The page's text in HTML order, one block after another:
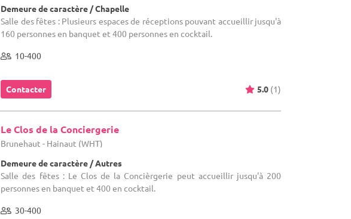
Demeure de caractère / Chapelle
Salle des fêtes : Plusieurs espaces de réceptions pouvant accueillir jusqu'à
160 personnes en banquet et 400 personnes en cocktail.
10-400
Contacter 5.0 (1)
Le Clos de la Conciergerie
Brunehaut - Hainaut (WHT)
Demeure de caractère / Autres
Salle des fêtes : Le Clos de la Concièrgerie peut accueillir jusqu'à 200
personnes en banquet et 400 en cocktail.
30-400